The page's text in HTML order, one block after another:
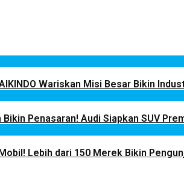
Wariskan Misi Besar Bikin
Penasaran! Audi Siapkan SUV
Lebih dari 150 Merek Bikin